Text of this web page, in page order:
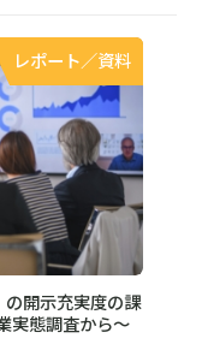
レポート／資料
開示充実度の課
実態調査から～